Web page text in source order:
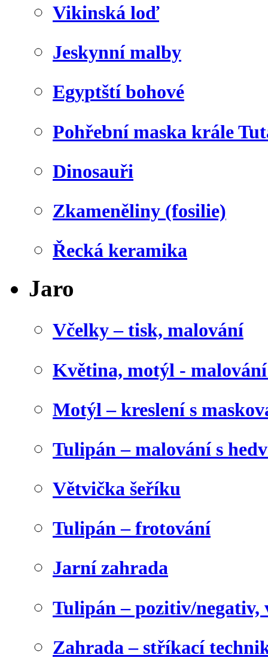
Vikinská loď
Jeskynní malby
Egyptští bohové
Pohřební maska krále
Dinosauři
Zkameněliny (fosilie)
Řecká keramika
Jaro
Včelky – tisk, malování
Květina, motýl -
Motýl – kreslení s
Tulipán – malování s
Větvička šeříku
Tulipán – frotování
Jarní zahrada
Tulipán – pozitiv/negativ,
Zahrada – stříkací